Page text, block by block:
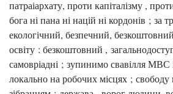
патраіархату, проти капіталізму ,
бога ні пана ні націй ні кордонів ; за
екологічний, безпечний,
освіту : безкоштовний ,
самовріадні ; зупинимо свавілля
локально на робочих місцях ;